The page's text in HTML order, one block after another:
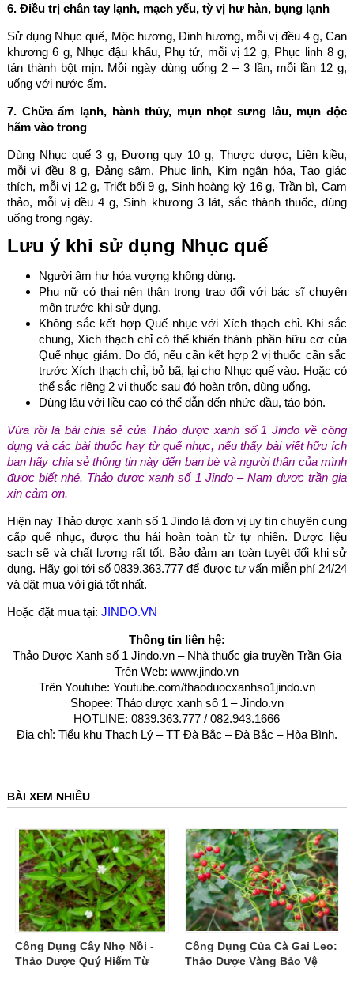
6. Điều trị chân tay lạnh, mạch yếu, tỳ vị hư hàn, bụng lạnh
Sử dụng Nhục quế, Mộc hương, Đinh hương, mỗi vị đều 4 g, Can
khương 6 g, Nhục đậu khấu, Phụ tử, mỗi vị 12 g, Phục linh 8 g,
tán thành bột mịn. Mỗi ngày dùng uống 2 – 3 lần, mỗi lần 12 g,
uống với nước ấm.
7. Chữa ẩm lạnh, hành thủy, mụn nhọt sưng lâu, mụn độc
hãm vào trong
Dùng Nhục quế 3 g, Đương quy 10 g, Thược dược, Liên kiều,
mỗi vị đều 8 g, Đảng sâm, Phục linh, Kim ngân hóa, Tạo giác
thích, mỗi vị 12 g, Triết bối 9 g, Sinh hoàng kỳ 16 g, Trần bì, Cam
thảo, mỗi vị đều 4 g, Sinh khương 3 lát, sắc thành thuốc, dùng
uống trong ngày.
Lưu ý khi sử dụng Nhục quế
Người âm hư hỏa vượng không dùng.
Phụ nữ có thai nên thận trọng trao đổi với bác sĩ chuyên
môn trước khi sử dụng.
Không sắc kết hợp Quế nhục với Xích thạch chỉ. Khi sắc
chung, Xích thạch chỉ có thể khiến thành phần hữu cơ của
Quế nhục giảm. Do đó, nếu cần kết hợp 2 vị thuốc cần sắc
trước Xích thạch chỉ, bỏ bã, lại cho Nhục quế vào. Hoặc có
thể sắc riêng 2 vị thuốc sau đó hoàn trộn, dùng uống.
Dùng lâu với liều cao có thể dẫn đến nhức đầu, táo bón.
Vừa rồi là bài chia sẻ của Thảo dược xanh số 1 Jindo về công
dụng và các bài thuốc hay từ quế nhục, nếu thấy bài viết hữu ích
bạn hãy chia sẻ thông tin này đến bạn bè và người thân của mình
được biết nhé. Thảo dược xanh số 1 Jindo – Nam dược trần gia
xin cảm ơn.
Hiện nay Thảo dược xanh số 1 Jindo là đơn vị uy tín chuyên cung
cấp quế nhục, được thu hái hoàn toàn từ tự nhiên. Dược liệu
sạch sẽ và chất lượng rất tốt. Bảo đảm an toàn tuyệt đối khi sử
dụng. Hãy gọi tới số 0839.363.777 để được tư vấn miễn phí 24/24
và đặt mua với giá tốt nhất.
Hoặc đặt mua tại: JINDO.VN
Thông tin liên hệ:
Thảo Dược Xanh số 1 Jindo.vn – Nhà thuốc gia truyền Trần Gia
Trên Web:www.jindo.vn
Trên Youtube: Youtube.com/thaoduocxanhso1jindo.vn
Shopee: Thảo dược xanh số 1 – Jindo.vn
HOTLINE: 0839.363.777 / 082.943.1666
Địa chỉ: Tiểu khu Thạch Lý – TT Đà Bắc – Đà Bắc – Hòa Bình.
BÀI XEM NHIỀU
Công Dụng Cây Nhọ Nồi -
Thảo Dược Quý Hiếm Từ
Công Dụng Của Cà Gai Leo:
Thảo Dược Vàng Bảo Vệ